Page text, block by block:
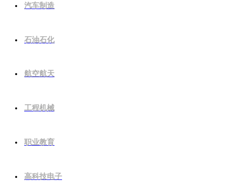
汽车制造
石油石化
航空航天
工程机械
职业教育
高科技电子